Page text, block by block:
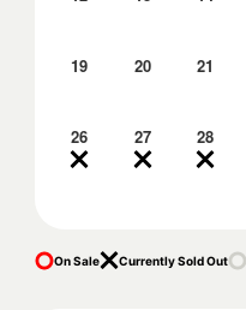
19 20 21
26 27 28
On Sale Currently Sold Out